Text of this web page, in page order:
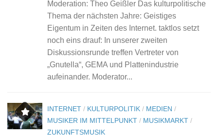
Moderation: Theo Geißler Das kulturpolitische
Thema der nächsten Jahre: Geistiges
Eigentum in Zeiten des Internet. taktlos setzt
noch eins drauf: In unserer zweiten
Diskussionsrunde treffen Vertreter von
„Gnutella“, GEMA und Plattenindustrie
aufeinander. Moderator...
INTERNET / KULTURPOLITIK / MEDIEN /
MUSIKER IM MITTELPUNKT / MUSIKMARKT /
ZUKUNFTSMUSIK